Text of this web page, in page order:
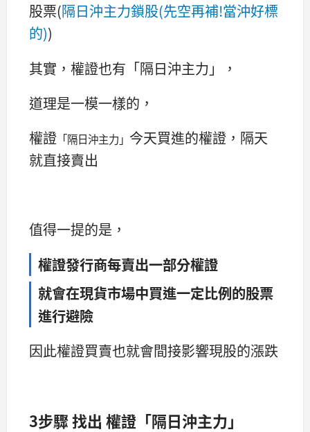
股票(隔日沖主力鎖股(先空再補!當沖好標
的))
其實，權證也有「隔日沖主力」，
道理是一模一樣的，
權證 「隔日沖主力」 今天買進的權證，隔天
就直接賣出
值得一提的是，
權證發行商每賣出一部分權證
就會在現貨市場中買進一定比例的股票
進行避險
因此權證買賣也就會間接影響現股的漲跌
3步驟 找出 權證「隔日沖主力」